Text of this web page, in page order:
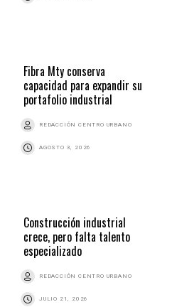
Fibra Mty conserva
capacidad para expandir su
portafolio industrial
REDACCIÓN CENTRO URBANO
AGOSTO 3, 2026
Construcción industrial
crece, pero falta talento
especializado
REDACCIÓN CENTRO URBANO
JULIO 21, 2026